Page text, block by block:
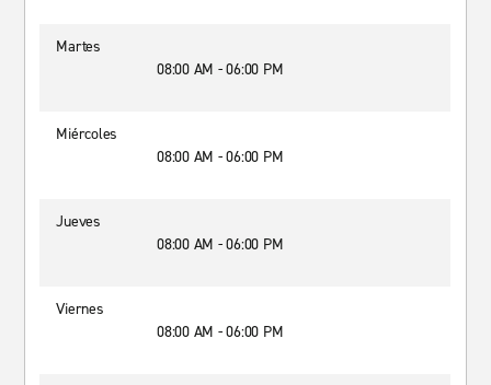
Martes
08:00 AM - 06:00 PM
Miércoles
08:00 AM - 06:00 PM
Jueves
08:00 AM - 06:00 PM
Viernes
08:00 AM - 06:00 PM